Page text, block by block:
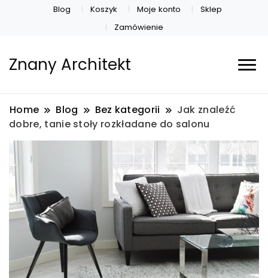
Blog Koszyk Moje konto
Sklep
Zamówienie
Znany Architekt
Home Blog Bez kategorii
Jak znaleźć
dobre, tanie stoły rozkładane do salonu